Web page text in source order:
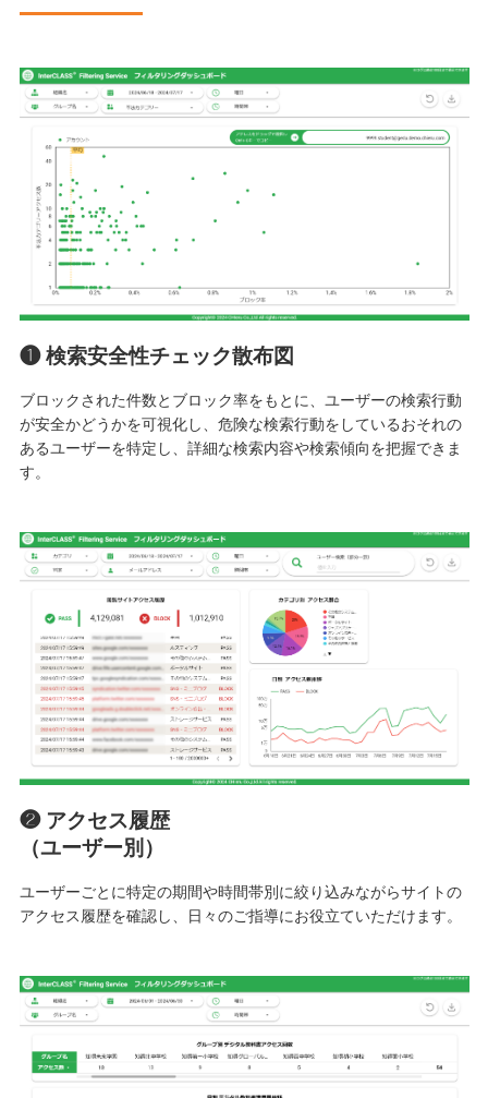
❶ 検索安全性チェック散布図
ブロックされた件数とブロック率をもとに、ユーザーの検索行動
が安全かどうかを可視化し、危険な検索行動をしているおそれの
あるユーザーを特定し、詳細な検索内容や検索傾向を把握できま
す。
❷ アクセス履歴
（ユーザー別）
ユーザーごとに特定の期間や時間帯別に絞り込みながらサイトの
アクセス履歴を確認し、日々のご指導にお役立ていただけます。